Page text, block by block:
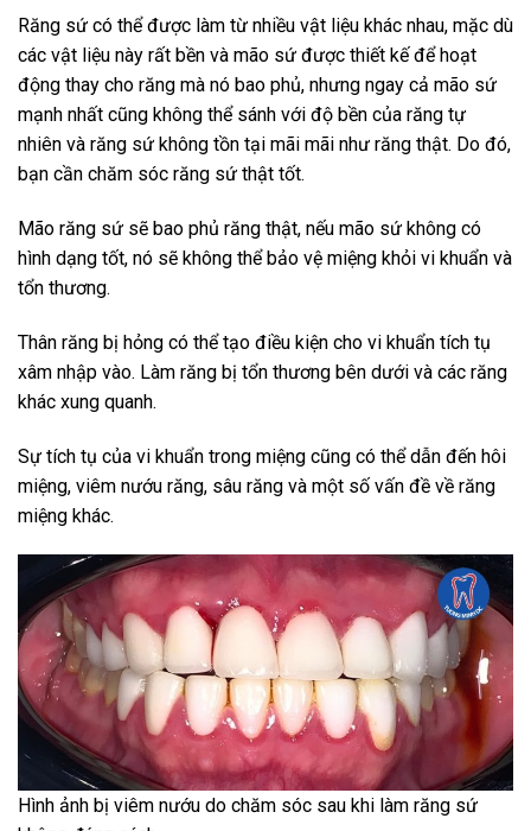
Răng sứ có thể được làm từ nhiều vật liệu khác nhau, mặc dù
các vật liệu này rất bền và mão sứ được thiết kế để hoạt
động thay cho răng mà nó bao phủ, nhưng ngay cả mão sứ
mạnh nhất cũng không thể sánh với độ bền của răng tự
nhiên và răng sứ không tồn tại mãi mãi như răng thật. Do đó,
bạn cần chăm sóc răng sứ thật tốt.
Mão răng sứ sẽ bao phủ răng thật, nếu mão sứ không có
hình dạng tốt, nó sẽ không thể bảo vệ miệng khỏi vi khuẩn và
tổn thương.
Thân răng bị hỏng có thể tạo điều kiện cho vi khuẩn tích tụ
xâm nhập vào. Làm răng bị tổn thương bên dưới và các răng
khác xung quanh.
Sự tích tụ của vi khuẩn trong miệng cũng có thể dẫn đến hôi
miệng, viêm nướu răng, sâu răng và một số vấn đề về răng
miệng khác.
Hình ảnh bị viêm nướu do chăm sóc sau khi làm răng sứ